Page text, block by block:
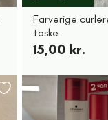
Farverige
taske
15,00 kr.